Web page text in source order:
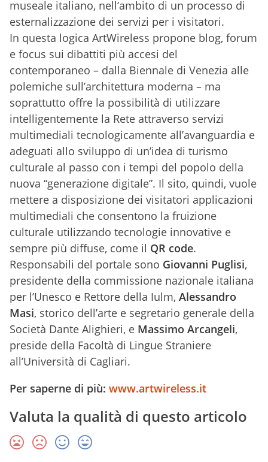
museale italiano, nell’ambito di un processo di
esternalizzazione dei servizi per i visitatori.
In questa logica ArtWireless propone blog, forum
e focus sui dibattiti più accesi del
contemporaneo – dalla Biennale di Venezia alle
polemiche sull’architettura moderna – ma
soprattutto offre la possibilità di utilizzare
intelligentemente la Rete attraverso servizi
multimediali tecnologicamente all’avanguardia e
adeguati allo sviluppo di un’idea di turismo
culturale al passo con i tempi del popolo della
nuova “generazione digitale”. Il sito, quindi, vuole
mettere a disposizione dei visitatori applicazioni
multimediali che consentono la fruizione
culturale utilizzando tecnologie innovative e
sempre più diffuse, come il QR code.
Responsabili del portale sono Giovanni Puglisi,
presidente della commissione nazionale italiana
per l’Unesco e Rettore della Iulm, Alessandro
Masi, storico dell’arte e segretario generale della
Società Dante Alighieri, e Massimo Arcangeli,
preside della Facoltà di Lingue Straniere
all’Università di Cagliari.
Per saperne di più: www.artwireless.it
Valuta la qualità di questo articolo